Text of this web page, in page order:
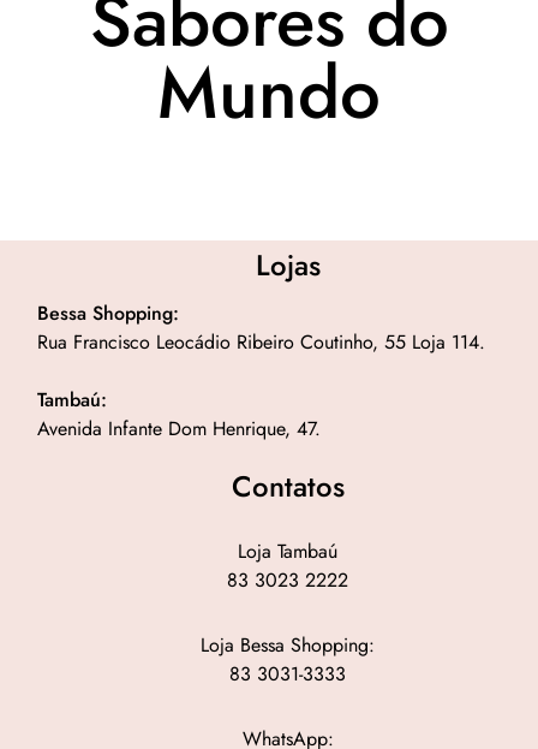
Sabores do
Mundo
Lojas
Bessa Shopping:
Rua Francisco Leocádio Ribeiro Coutinho, 55 Loja 114.
Tambaú:
Avenida Infante Dom Henrique, 47.
Contatos
Loja Tambaú
83 3023 2222
Loja Bessa Shopping:
83 3031-3333
WhatsApp: